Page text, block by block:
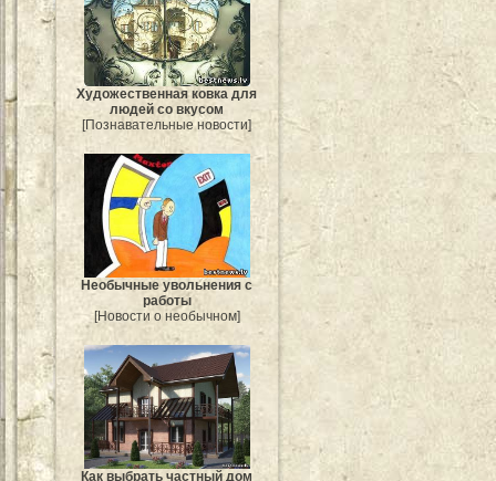
Художественная ковка для
людей со вкусом
[Познавательные новости]
Необычные увольнения с
работы
[Новости о необычном]
Как выбрать частный дом